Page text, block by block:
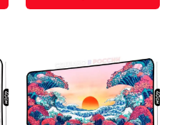
Абстракция